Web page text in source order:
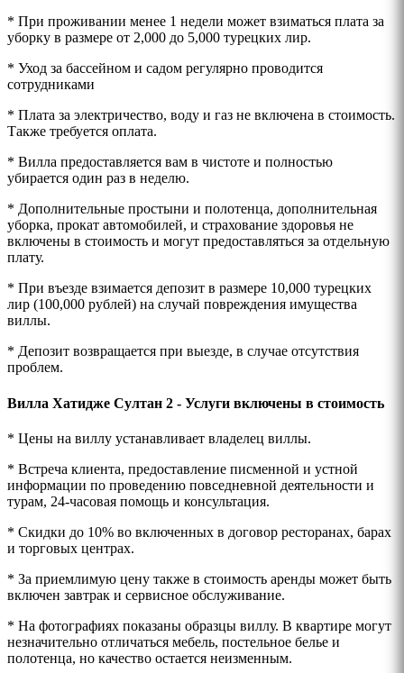
* При проживании менее 1 недели может взиматься плата за
уборку в размере от 2,000 до 5,000 турецких лир.
* Уход за бассейном и садом регулярно проводится
сотрудниками
* Плата за электричество, воду и газ не включена в стоимость.
Также требуется оплата.
* Вилла предоставляется вам в чистоте и полностью
убирается один раз в неделю.
* Дополнительные простыни и полотенца, дополнительная
уборка, прокат автомобилей, и страхование здоровья не
включены в стоимость и могут предоставляться за отдельную
плату.
* При въезде взимается депозит в размере 10,000 турецких
лир (100,000 рублей) на случай повреждения имущества
виллы.
* Депозит возвращается при выезде, в случае отсутствия
проблем.
Вилла Хатидже Султан 2 - Услуги включены в стоимость
* Цены на виллу устанавливает владелец виллы.
* Встреча клиента, предоставление писменной и устной
информации по проведению повседневной деятельности и
турам, 24-часовая помощь и консультация.
* Скидки до 10% во включенных в договор ресторанах, барах
и торговых центрах.
* За приемлимую цену также в стоимость аренды может быть
включен завтрак и сервисное обслуживание.
* На фотографиях показаны образцы виллу. В квартире могут
незначительно отличаться мебель, постельное белье и
полотенца, но качество остается неизменным.